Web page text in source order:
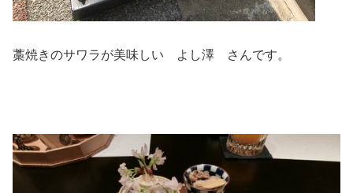
藁焼きのサワラが美味しい よし澤 さんです。